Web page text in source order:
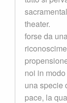
theater.
forse da
noi in
una specie
pace, la